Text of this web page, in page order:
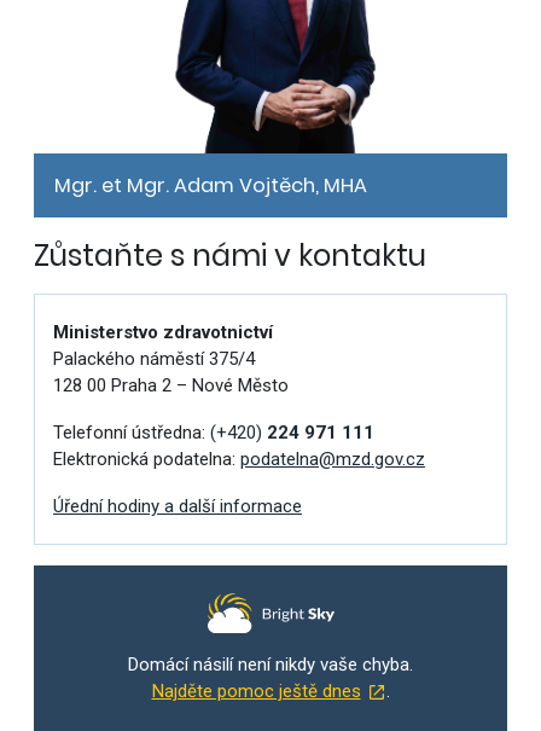
Mgr. et Mgr. Adam Vojtěch, MHA
Zůstaňte s námi v kontaktu
Ministerstvo zdravotnictví
Palackého náměstí 375/4
128 00 Praha 2 – Nové Město
Telefonní ústředna: (+420) 224 971 111
Elektronická podatelna: podatelna@mzd.gov.cz
Úřední hodiny a další informace
Domácí násilí není nikdy vaše chyba.
Najděte pomoc ještě dnes
.